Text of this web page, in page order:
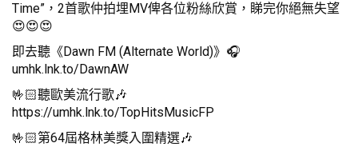
Time”，2首歌仲拍埋MV俾各位粉絲欣賞，睇完你絕無失望
😍😍😍
即去聽《Dawn FM (Alternate World)》🎧
umhk.lnk.to/DawnAW
🤟🏻聽歐美流行歌🎶
https://umhk.lnk.to/TopHitsMusicFP
🤟🏻第64屆格林美獎入圍精選🎶